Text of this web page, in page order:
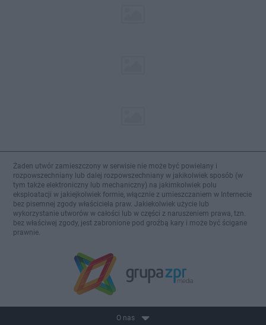
Żaden utwór zamieszczony w serwisie nie może być powielany i
rozpowszechniany lub dalej rozpowszechniany w jakikolwiek sposób (w
tym także elektroniczny lub mechaniczny) na jakimkolwiek polu
eksploatacji w jakiejkolwiek formie, włącznie z umieszczaniem w Internecie
bez pisemnej zgody właściciela praw. Jakiekolwiek użycie lub
wykorzystanie utworów w całości lub w części z naruszeniem prawa, tzn.
bez właściwej zgody, jest zabronione pod groźbą kary i może być ścigane
prawnie.
O nas